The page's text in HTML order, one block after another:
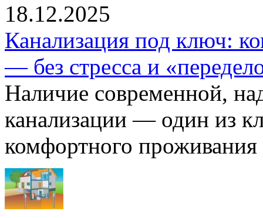
18.12.2025
Канализация под ключ:
— без стресса и
Наличие современной,
канализации — один из
комфортного проживания